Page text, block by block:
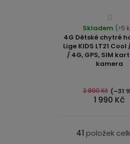
4G Dětské chytré
Lige KIDS LT21
/ 4G, GPS, SIM
kamera
je
4,0
5
Skladem (>5
1 990 Kč
2 890 Kč (–31
O
41 položek